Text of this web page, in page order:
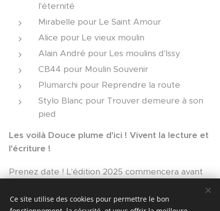
l'éternité
Mirabelle pour Le Saint Amour
Alice pour Le vieux moulin
Alain André pour Les moulins d'Issy
CB44 pour Moulin Souvenir
Plumarchi pour Reprendre la route
Stylo Blanc pour Trouver demeure à son
pied
Les voilà Douce plume d'ici ! Vivent la lecture et
l'écriture !
Prenez date ! L'édition 2025 commencera avant
Ce site utilise des cookies pour permettre le bon